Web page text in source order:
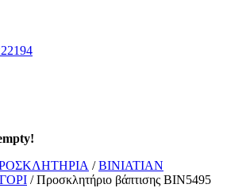
/ΒΙΝΙΑΤΙΑΝ
/ Προσκλητήριο βάπτισης ΒΙΝ5495